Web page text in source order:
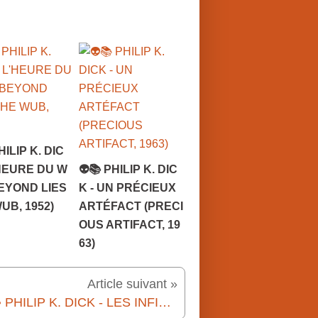
K. DIC
DU W
LIES
1952)
👽📚 PHILIP K. DIC
K - UN PRÉCIEUX
ARTÉFACT (PRECI
OUS ARTIFACT, 19
63)
Article suivant »
👽📚 PHILIP K. DICK - LES INFINIS (THE INFINITES, 1953)